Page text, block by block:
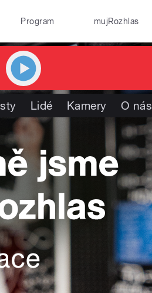
Program mujRozhlas
Lidé Kamery O nás